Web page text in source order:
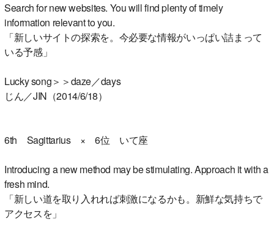
Search for new websites. You will find plenty of timely
information relevant to you.
「新しいサイトの探索を。今必要な情報がいっぱい詰まって
いる予感」
Lucky song＞＞daze／days
じん／JIN（2014/6/18）
6th Sagittarius × 6位 いて座
Introducing a new method may be stimulating. Approach it with a
fresh mind.
「新しい道を取り入れれば刺激になるかも。新鮮な気持ちで
アクセスを」